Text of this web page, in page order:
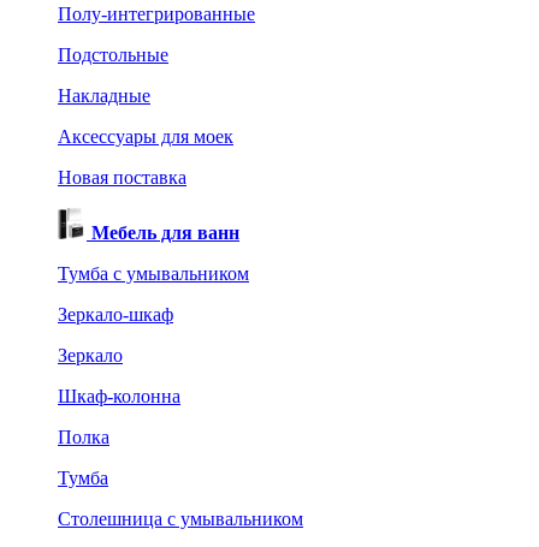
Полу-интегрированные
Подстольные
Накладные
Аксессуары для моек
Новая поставка
Мебель для ванн
Тумба с умывальником
Зеркало-шкаф
Зеркало
Шкаф-колонна
Полка
Тумба
Столешница с умывальником